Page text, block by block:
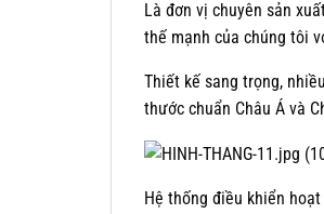
Là đơn vị chuyên sản
thế mạnh của chúng tôi
Thiết kế sang trọng,
thước chuẩn Châu Á và
Hệ thống điều khiển